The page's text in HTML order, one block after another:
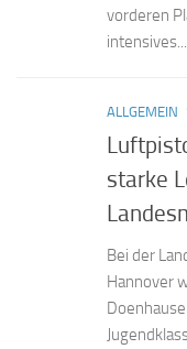
vorderen
intensives...
ALLGEMEIN
starke
Bei der
Hannover